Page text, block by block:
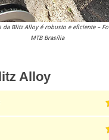
da Blitz Alloy é robusto e eficiente –
MTB Brasília
Alloy